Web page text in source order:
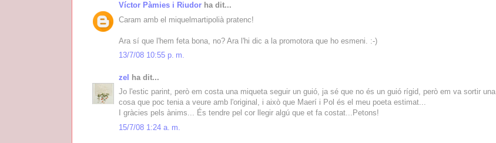
Víctor Pàmies i Riudor ha dit...
Caram amb el miquelmartipolià pratenc!
Ara sí que l'hem feta bona, no? Ara l'hi dic a la promotora que ho esmeni. :-)
13/7/08 10:55 p. m.
zel
ha dit...
Jo l'estic parint, però em costa una miqueta seguir un guió, ja sé que no és un guió rígid, però em va sortir una
cosa que poc tenia a veure amb l'original, i això que Maerí i Pol és el meu poeta estimat...
I gràcies pels ànims... És tendre pel cor llegir algú que et fa costat...Petons!
15/7/08 1:24 a. m.